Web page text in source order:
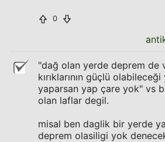
0
"dağ olan yerde deprem de
kırıklarının güçlü
yaparsan yap çare yok" vs
olan laflar degil.
misal ben daglik bir yerde
deprem olasiligi yok